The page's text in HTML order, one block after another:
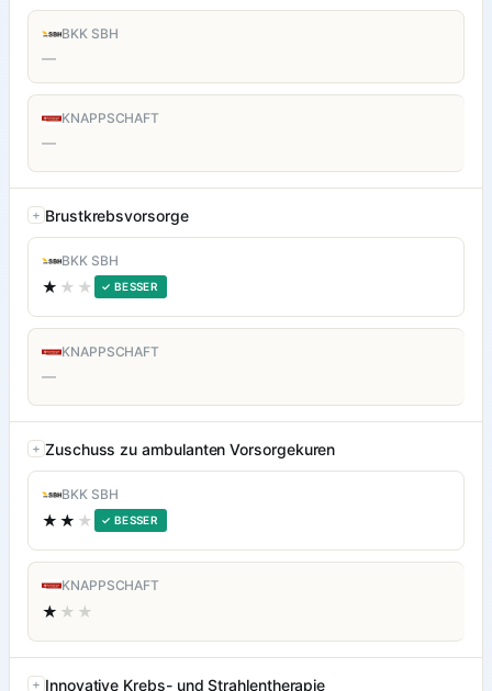
BKK SBH
—
KNAPPSCHAFT
—
Brustkrebsvorsorge
BKK SBH
★ ★★ ✓ BESSER
KNAPPSCHAFT
—
Zuschuss zu ambulanten Vorsorgekuren
BKK SBH
★★ ★ ✓ BESSER
KNAPPSCHAFT
★ ★★
Innovative Krebs- und Strahlentherapie